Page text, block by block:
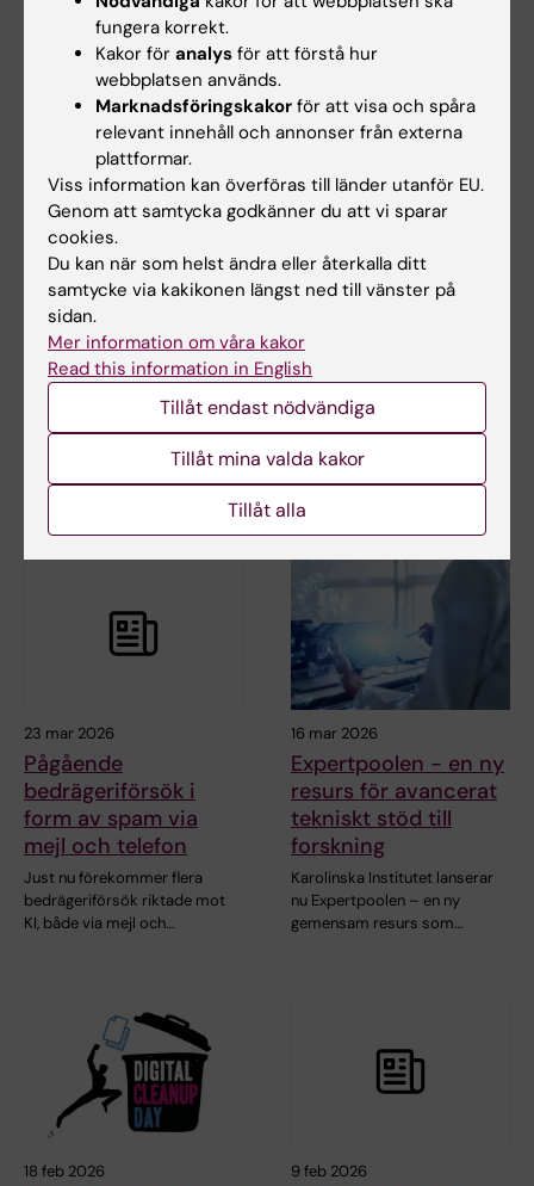
KI och Karolinska
Universitetssjukhuset har
utvecklat en ny leveransyta…
20 apr 2026
Microsoft Teams: nytt
formulär för skapa
I framtiden kommer du skapa
nya team genom ett nytt
formulär, enkelt…
Ökad säkerhet på
Mac-datorer
Som del av ITA:s systematiska
säkerhetsarbete distribueras
nu JAMF…
23 mar 2026
Pågående
bedrägeriförsök i
form av spam via
mejl och telefon
Just nu förekommer flera
bedrägeriförsök riktade mot
KI, både via mejl och…
16 mar 2026
Expertpoolen - en ny
resurs för avancerat
tekniskt stöd till
forskning
Karolinska Institutet lanserar
nu Expertpoolen – en ny
gemensam resurs som…
18 feb 2026 9 feb 2026
fungera korrekt.
Kakor för analys för att förstå hur
webbplatsen används.
Marknadsföringskakor för att visa och spåra
relevant innehåll och annonser från externa
plattformar.
Viss information kan överföras till länder utanför EU.
Genom att samtycka godkänner du att vi sparar
cookies.
Du kan när som helst ändra eller återkalla ditt
samtycke via kakikonen längst ned till vänster på
sidan.
Mer information om våra kakor
Read this information in English
Tillåt endast nödvändiga
Tillåt mina valda kakor
Tillåt alla